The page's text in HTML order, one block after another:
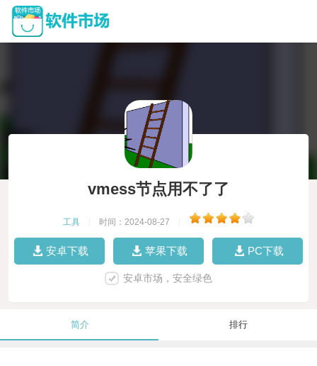
vmess节点用不了了
工具 时间：2024-08-27
安卓下载 苹果下载 PC下载
安卓市场，安全绿色
简介 排行